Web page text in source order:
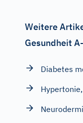
Weitere
Gesundheit
Diabetes